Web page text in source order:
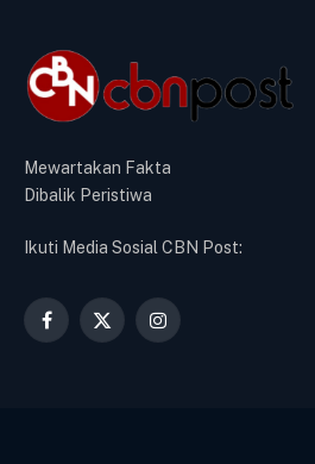
Mewartakan Fakta
Dibalik Peristiwa
Ikuti Media Sosial CBN Post:
Facebook
X
Instagram